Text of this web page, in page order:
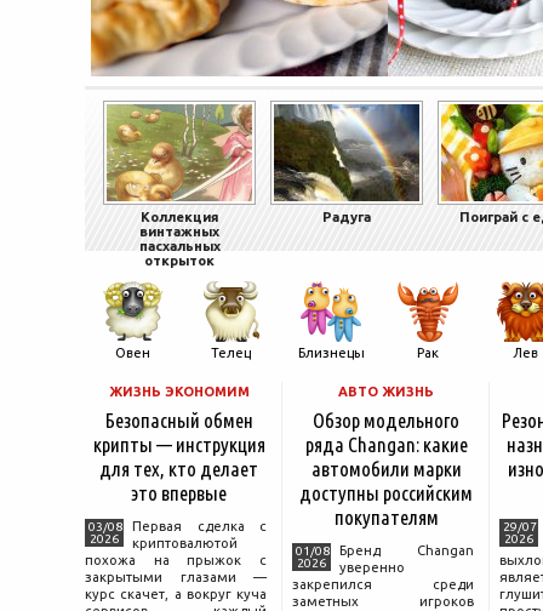
Коллекция
винтажных
пасхальных
открыток
Радуга Поиграй с
Овен Телец Близнецы Рак Лев
ЖИЗНЬ ЭКОНОМИМ
Безопасный обмен
крипты — инструкция
для тех, кто делает
это впервые
03/08
2026
Первая сделка с
криптовалютой
похожа на прыжок с
закрытыми глазами —
курс скачет, а вокруг куча
АВТО ЖИЗНЬ
Обзор модельного
ряда Changan: какие
автомобили марки
доступны российским
покупателям
01/08
2026
Бренд Changan
уверенно
закрепился среди
заметных игроков
29/07
2026